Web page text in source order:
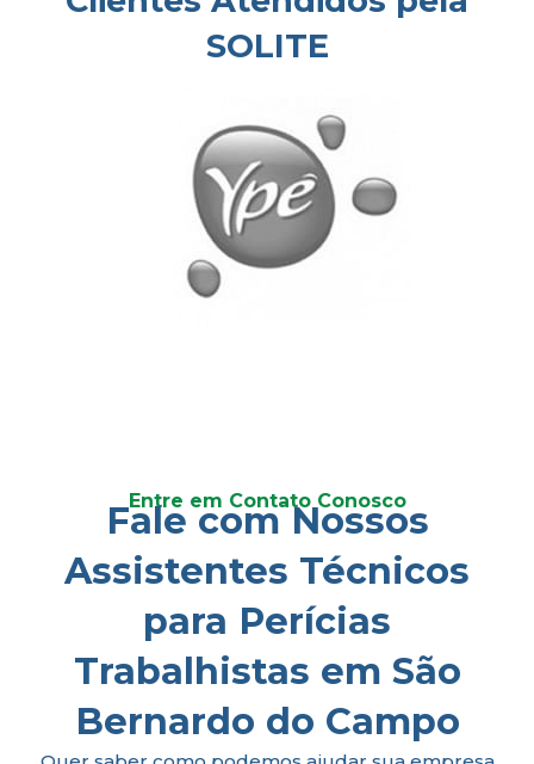
SOLITE
Entre em Contato Conosco
Fale com Nossos
Assistentes Técnicos
para Perícias
Trabalhistas em São
Bernardo do Campo